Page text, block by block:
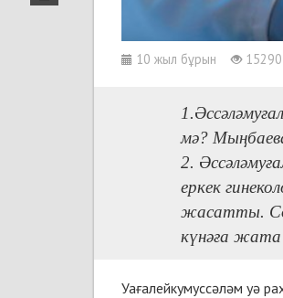
10 жыл бұрын 15290
мә?
2.
еркек
жасатты.
күнәға
Уағалейкумуссәләм уә